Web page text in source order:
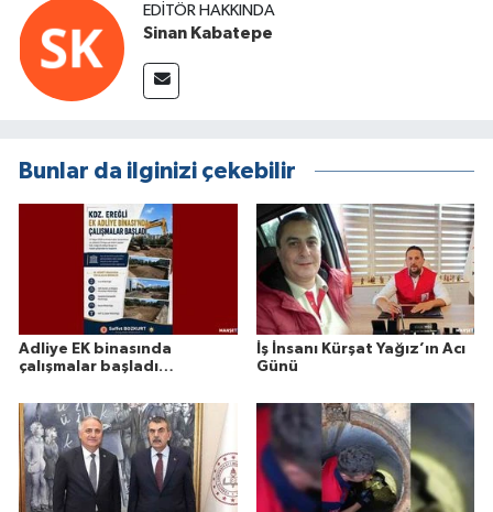
EDITÖR HAKKINDA
Sinan Kabatepe
Bunlar da ilginizi çekebilir
Adliye EK binasında
çalışmalar başladı…
İş İnsanı Kürşat Yağız’ın Acı
Günü